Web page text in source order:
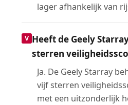
lager afhankelijk van
Heeft de Geely
sterren
Ja. De Geely Starray
vijf sterren
met een uitzonderlijk